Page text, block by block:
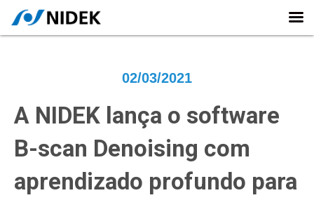
02/03/2021
A NIDEK lança o software
B-scan Denoising com
aprendizado profundo para